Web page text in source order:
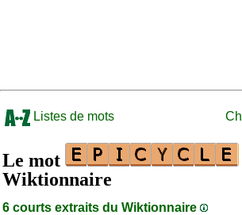
Listes de mots
Le mot
Wiktionnaire
6 courts extraits du Wiktionnaire